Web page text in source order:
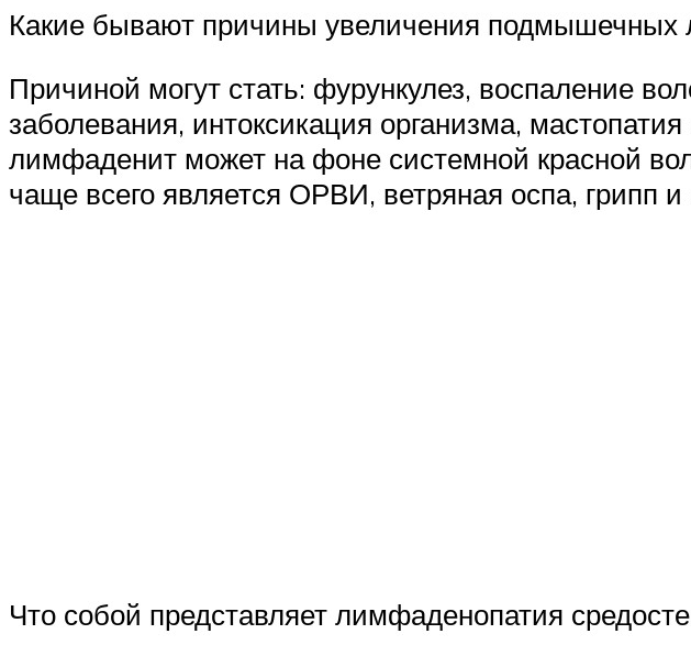
Какие бывают причины увеличения подмышечных
Причиной могут стать: фурункулез, воспаление
заболевания, интоксикация организма,
лимфаденит может на фоне системной красной
чаще всего является ОРВИ, ветряная оспа, грипп
Что собой представляет лимфаденопатия